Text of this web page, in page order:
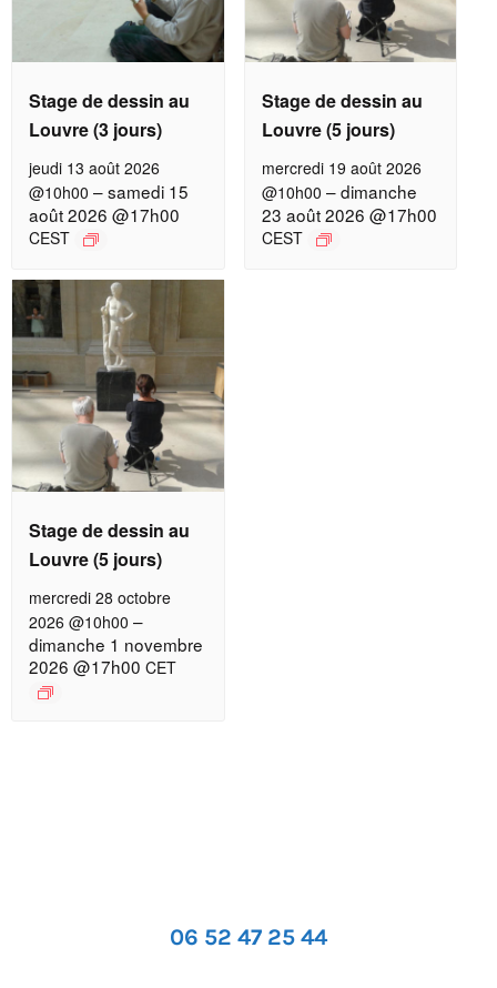
Stage de dessin au
Louvre (3 jours)
jeudi 13 août 2026
@10h00 –samedi 15
août 2026 @17h00
CEST
Stage de dessin au
Louvre (5 jours)
mercredi 19 août 2026
@10h00 –dimanche
23 août 2026 @17h00
CEST
Stage de dessin au
Louvre (5 jours)
mercredi 28 octobre
2026 @10h00 –
dimanche 1 novembre
2026 @17h00 CET
06 52 47 25 44